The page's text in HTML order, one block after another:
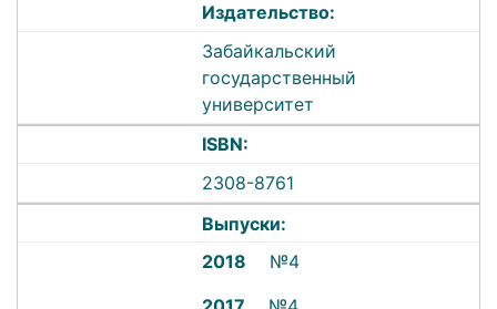
Издательство:
Забайкальский
государственный
университет
ISBN:
2308-8761
Выпуски:
2018
№4